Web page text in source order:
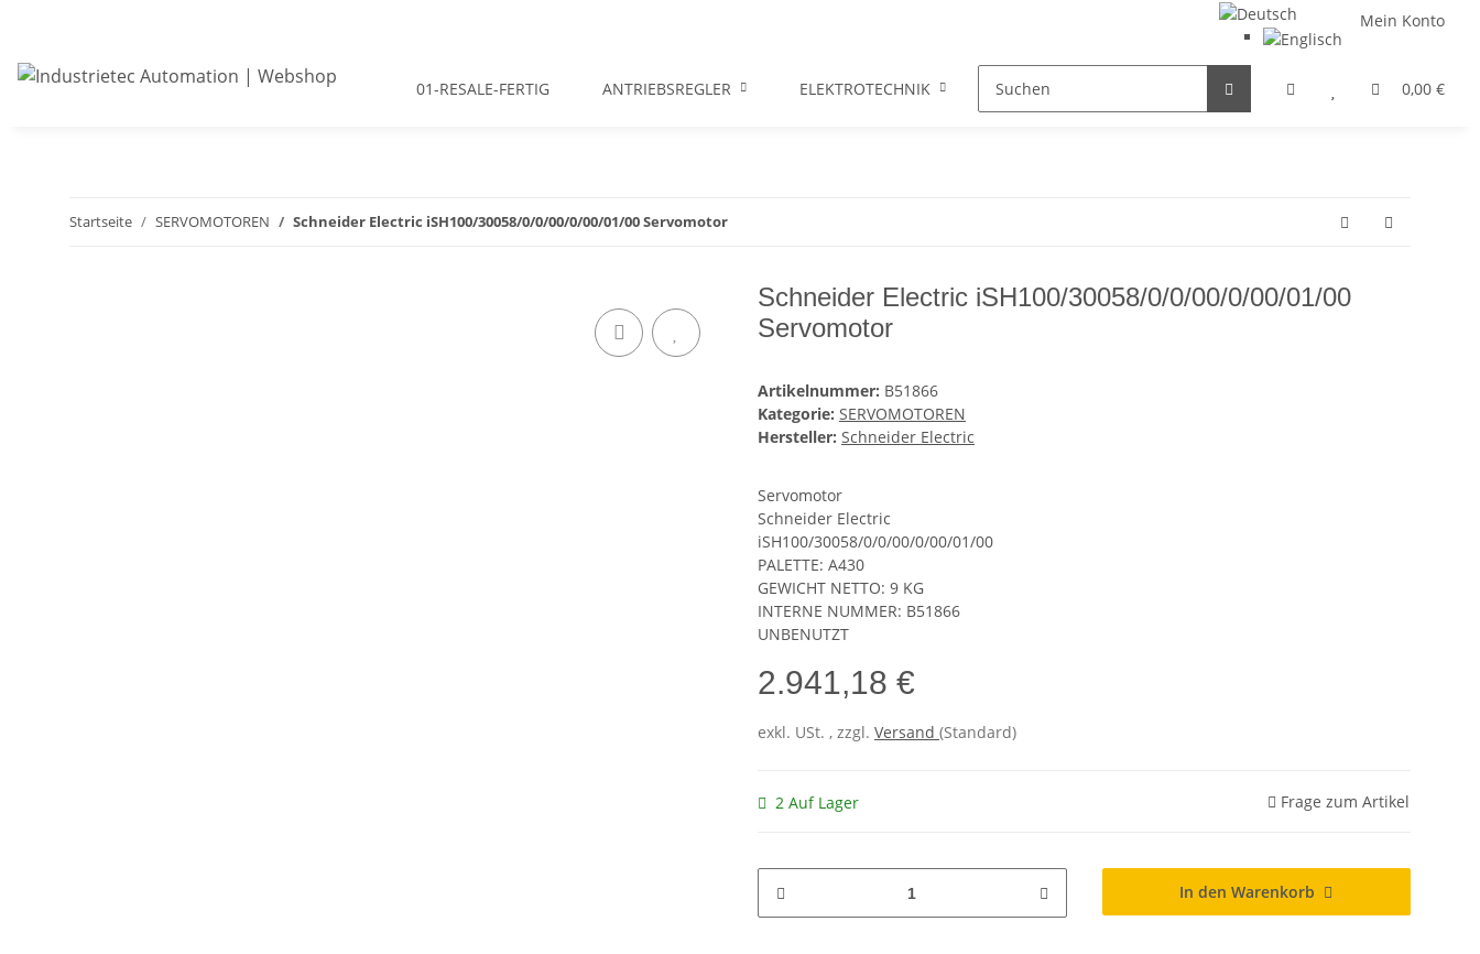
Mein Konto
0,00 €
01-RESALE-FERTIG ANTRIEBSREGLER ELEKTROTECHNIK FILTER / DROSSEL GETRIEBEMOTOREN HYDRAULIK
Startseite SERVOMOTOREN Schneider Electric iSH100/30058/0/0/00/0/00/01/00 Servomotor
Schneider Electric iSH100/30058/0/0/00/0/00/01/00
Servomotor
Artikelnummer: B51866
Kategorie: SERVOMOTOREN
Hersteller: Schneider Electric
Servomotor
Schneider Electric
iSH100/30058/0/0/00/0/00/01/00
PALETTE: A430
GEWICHT NETTO: 9 KG
INTERNE NUMMER: B51866
UNBENUTZT
2.941,18 €
exkl. USt. , zzgl. Versand (Standard)
2 Auf Lager Frage zum Artikel
In den Warenkorb